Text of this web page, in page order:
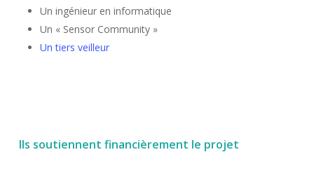
Un ingénieur en informatique
Un « Sensor Community »
Un tiers veilleur
Ils soutiennent financièrement le projet